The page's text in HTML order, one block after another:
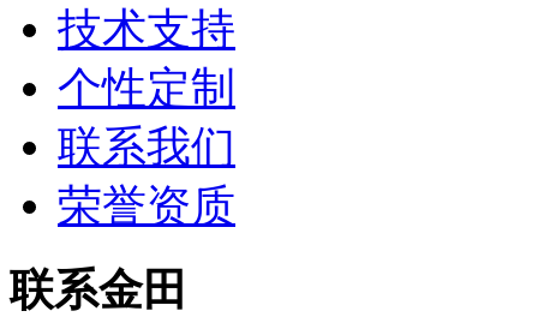
技术支持
个性定制
联系我们
荣誉资质
联系金田